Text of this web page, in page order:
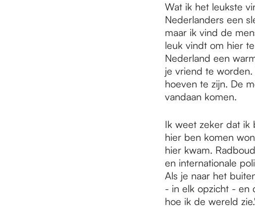
Wat ik het leukste
Nederlanders een
maar ik vind de
leuk vindt om hier
Nederland een
je vriend te
hoeven te zijn. De
vandaan komen.
Ik weet zeker dat ik
hier ben komen
hier kwam.
en internationale
Als je naar het
- in elk opzicht - en
hoe ik de wereld